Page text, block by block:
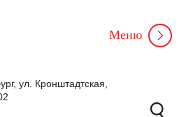
ул. Кронштадтская,
Меню